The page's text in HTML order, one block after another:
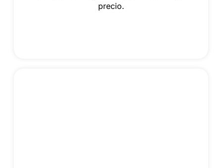
precio.